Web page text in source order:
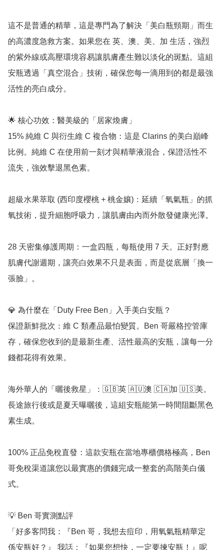
這不是普通的精華，這是專門為了解決「美白瓶頸期」而生
的高濃度急救方案。如果您在 英、澳、美、加 生活，強烈
的紫外線或高壓環境容易讓肌膚產生難以淡化的斑點。這組
安瓶透過「真空混合」技術，確保您每一滴用到的都是最強
活性的亮白成分。
🌟 核心功效：醫美級的「居家煥膚」
15% 純維 C 與衍生維 C 複合物：這是 Clarins 的美白巔峰
比例。純維 C 在使用前一刻才與精華液混合，保證活性不
流失，強效擊退黑色素。
超級水果萃取 (西印度櫻桃 + 桃金孃)：延續「氧氣瓶」的抓
氧技術，提升細胞呼吸力，讓肌膚由內而外散發健康光澤。
28 天密集修護周期：一盒四瓶，每瓶使用 7 天。正好對應
肌膚代謝週期，讓亮白效果不只是表面，而是從底層「換一
張臉」。
💎 為什麼在「Duty Free Ben」入手美白安瓶？
保證新鮮批次：維 C 類產品最怕變質。Ben 哥嚴格控管庫
存，確保您收到的是最新生產、活性最高的安瓶，讓每一分
錢都花得有效果。
海外華人的「曬後救星」：🇬🇧英 🇦🇺澳 🇨🇦加 🇺🇸美。
長途旅行後或是夏天曝曬後，這組安瓶能第一時間阻斷黑色
素生成。
100% 正品免稅直發：這款安瓶在當地專櫃價格極高，Ben
哥免稅渠道讓您以最實惠的價錢完成一整套的高階美白儀
式。
💡 Ben 哥實測點評
「好多客問我：『Ben 哥，我想去痘印，用氧氣瓶精華定
係安瓶好？』 我話：『如果您想快，一定要揀安瓶！』呢